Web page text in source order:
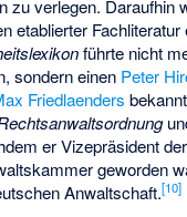
zu verlegen. Daraufhin
etablierter Fachliteratur
führte nicht
sondern einen Peter
Friedlaenders
er Vizepräsident der
geworden
Anwaltschaft.[10]